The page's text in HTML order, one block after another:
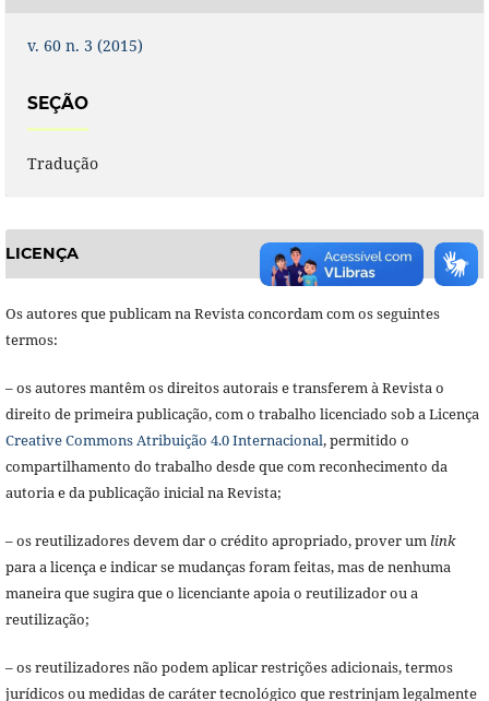
v. 60 n. 3 (2015)
SEÇÃO
Tradução
LICENÇA
Os autores que publicam na Revista concordam com os seguintes
termos:
– os autores mantêm os direitos autorais e transferem à Revista o
direito de primeira publicação, com o trabalho licenciado sob a Licença
Creative Commons Atribuição 4.0 Internacional, permitido o
compartilhamento do trabalho desde que com reconhecimento da
autoria e da publicação inicial na Revista;
– os reutilizadores devem dar o crédito apropriado, prover um link
para a licença e indicar se mudanças foram feitas, mas de nenhuma
maneira que sugira que o licenciante apoia o reutilizador ou a
reutilização;
– os reutilizadores não podem aplicar restrições adicionais, termos
jurídicos ou medidas de caráter tecnológico que restrinjam legalmente